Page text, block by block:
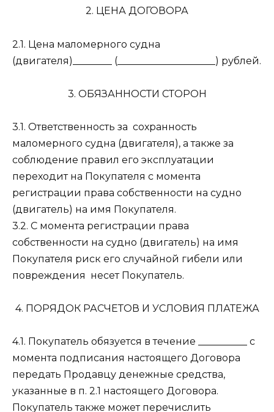
2. ЦЕНА ДОГОВОРА
2.1. Цена маломерного судна
(двигателя)________ (____________________) рублей.
3. ОБЯЗАННОСТИ СТОРОН
3.1. Ответственность за сохранность
маломерного судна (двигателя), а также за
соблюдение правил его эксплуатации
переходит на Покупателя с момента
регистрации права собственности на судно
(двигатель) на имя Покупателя.
3.2. С момента регистрации права
собственности на судно (двигатель) на имя
Покупателя риск его случайной гибели или
повреждения несет Покупатель.
4. ПОРЯДОК РАСЧЕТОВ И УСЛОВИЯ ПЛАТЕЖА
4.1. Покупатель обязуется в течение __________ с
момента подписания настоящего Договора
передать Продавцу денежные средства,
указанные в п. 2.1 настоящего Договора.
Покупатель также может перечислить